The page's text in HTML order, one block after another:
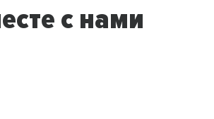
с нами